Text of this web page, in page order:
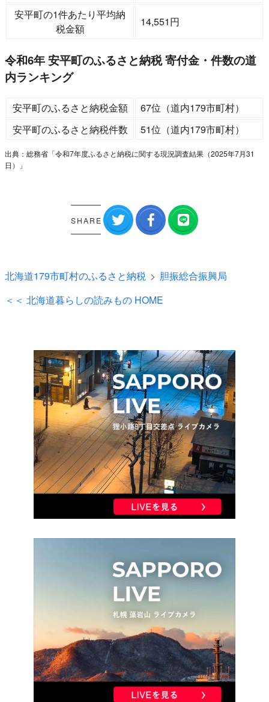
安平町の1件あたり平均納
税金額
14,551円
令和6年 安平町のふるさと納税 寄付金・件数の道
内ランキング
安平町のふるさと納税金額
67位（道内179市町村）
安平町のふるさと納税件数
51位（道内179市町村）
出典：総務省「令和7年度ふるさと納税に関する現況調査結果（2025年7月31
日）」
SHARE
北海道179市町村のふるさと納税
胆振総合振興局
＜＜ 北海道暮らしの読みもの HOME